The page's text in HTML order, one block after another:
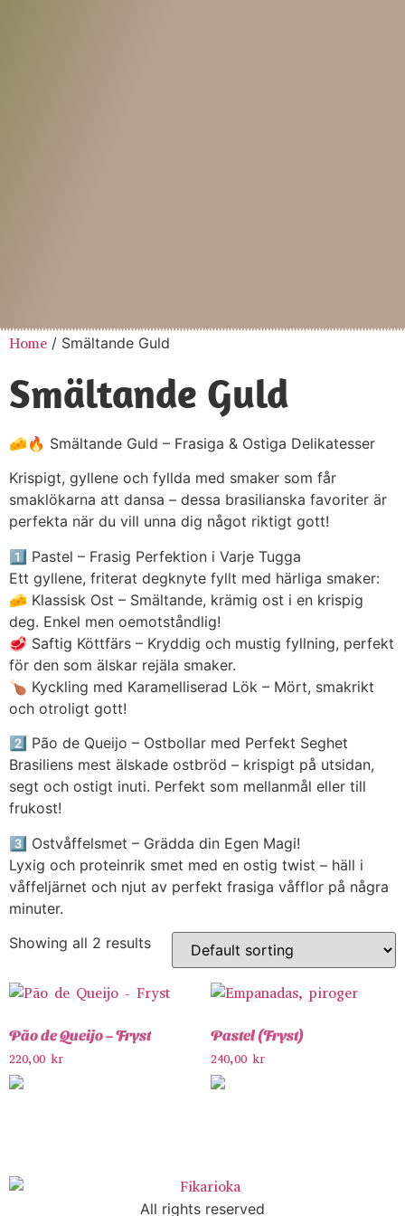
Home / Smältande Guld
Smältande Guld
🧀🔥 Smältande Guld – Frasiga & Ostiga Delikatesser
Krispigt, gyllene och fyllda med smaker som får
smaklökarna att dansa – dessa brasilianska favoriter är
perfekta när du vill unna dig något riktigt gott!
1️⃣ Pastel – Frasig Perfektion i Varje Tugga
Ett gyllene, friterat degknyte fyllt med härliga smaker:
🧀 Klassisk Ost – Smältande, krämig ost i en krispig
deg. Enkel men oemotståndlig!
🥩 Saftig Köttfärs – Kryddig och mustig fyllning, perfekt
för den som älskar rejäla smaker.
🍗 Kyckling med Karamelliserad Lök – Mört, smakrikt
och otroligt gott!
2️⃣ Pão de Queijo – Ostbollar med Perfekt Seghet
Brasiliens mest älskade ostbröd – krispigt på utsidan,
segt och ostigt inuti. Perfekt som mellanmål eller till
frukost!
3️⃣ Ostvåffelsmet – Grädda din Egen Magi!
Lyxig och proteinrik smet med en ostig twist – häll i
våffeljärnet och njut av perfekt frasiga våfflor på några
minuter.
Showing all 2 results
Pão de Queijo – Fryst
220,00 kr
Pastel (Fryst)
240,00 kr
All rights reserved